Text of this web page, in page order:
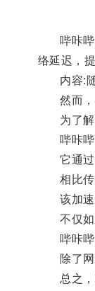
哔咔哔咔
络延迟，
内容:随
然而，在
为了解
哔咔哔咔
它通过优
相比传统
该加速器
不仅如此
哔咔哔咔
除了网络
总之，哔